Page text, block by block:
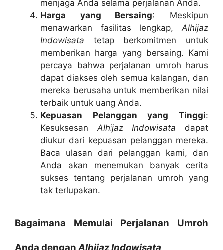
menjaga Anda selama perjalanan Anda.
Harga yang Bersaing: Meskipun
menawarkan fasilitas lengkap, Alhijaz
Indowisata tetap berkomitmen untuk
memberikan harga yang bersaing. Kami
percaya bahwa perjalanan umroh harus
dapat diakses oleh semua kalangan, dan
mereka berusaha untuk memberikan nilai
terbaik untuk uang Anda.
Kepuasan Pelanggan yang Tinggi:
Kesuksesan Alhijaz Indowisata dapat
diukur dari kepuasan pelanggan mereka.
Baca ulasan dari pelanggan kami, dan
Anda akan menemukan banyak cerita
sukses tentang perjalanan umroh yang
tak terlupakan.
Bagaimana Memulai Perjalanan Umroh
Anda denganAlhijaz Indowisata